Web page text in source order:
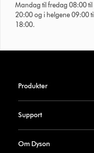
Mandag til fredag 08:00 til
20:00 og i helgene 09:00 til
18:00.
Produkter
Support
Om Dyson